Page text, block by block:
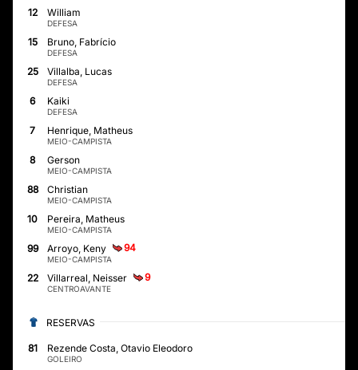
12 William
DEFESA
15 Bruno, Fabrício
DEFESA
25 Villalba, Lucas
DEFESA
6 Kaiki
DEFESA
7 Henrique, Matheus
MEIO-CAMPISTA
8 Gerson
MEIO-CAMPISTA
88 Christian
MEIO-CAMPISTA
10 Pereira, Matheus
MEIO-CAMPISTA
99 Arroyo, Keny 94
MEIO-CAMPISTA
22 Villarreal, Neisser 9
CENTROAVANTE
RESERVAS
81 Rezende Costa, Otavio Eleodoro
GOLEIRO